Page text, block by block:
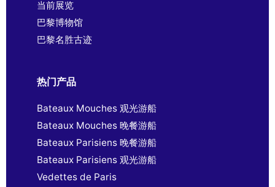
当前展览
巴黎博物馆
巴黎名胜古迹
热门产品
Bateaux Mouches 观光游船
Bateaux Mouches 晚餐游船
Bateaux Parisiens 晚餐游船
Bateaux Parisiens 观光游船
Vedettes de Paris